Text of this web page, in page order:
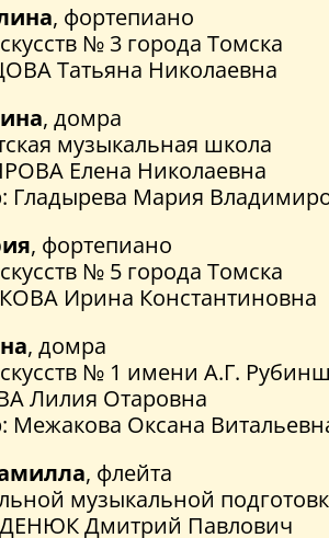
, фортепиано
№ 3 города Томска
Татьяна Николаевна
, домра
музыкальная школа
Елена Николаевна
Гладырева Мария
, фортепиано
№ 5 города Томска
Ирина Константиновна
, домра
№ 1 имени А.Г.
Лилия Отаровна
Межакова Оксана
, флейта
музыкальной
Дмитрий Павлович